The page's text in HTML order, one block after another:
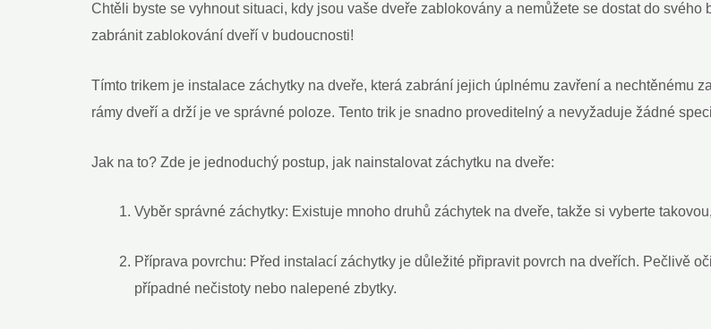
Chtěli byste se vyhnout situaci, kdy jsou vaše dveře zablokovány a nemůžete se dostat do
zabránit zablokování dveří v budoucnosti!
Tímto trikem je instalace záchytky na dveře, která zabrání jejich úplnému zavření a nechtěnému
rámy dveří a drží je ve správné poloze. Tento trik je snadno proveditelný a nevyžaduje žádné
Jak na to? Zde je jednoduchý postup, jak nainstalovat záchytku na dveře:
Vyběr správné záchytky: Existuje mnoho druhů záchytek na dveře, takže si vyberte
Příprava povrchu: Před instalací záchytky je důležité připravit povrch na dveřích. Pečlivě
případné nečistoty nebo nalepené zbytky.